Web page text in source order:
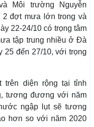
Môi trường Nguyễn
2 đợt mưa lớn trong và
22-24/10 có trọng tâm
tập trung nhiều ở Đà
25 đến 27/10, với trọng
diện rộng tại tỉnh
tương đương với năm
ngập lụt sẽ tương
hơn so với năm 2020